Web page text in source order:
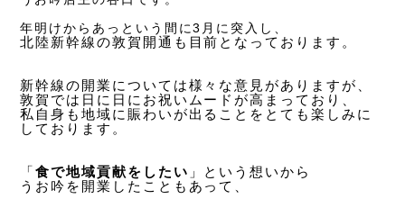
年明けからあっという間に3 月に突入し、
北陸新幹線の敦賀開通も目前となっております。
新幹線の開業については様々な意見がありますが、
敦賀では日に日にお祝いムードが高まっており、
私自身も地域に賑わいが出ることをとても楽しみに
しております。
「食で地域貢献をしたい 」という想いから
うお吟を開業したこともあって、